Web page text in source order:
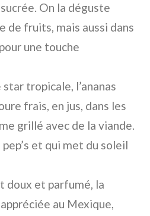
On la déguste
de fruits, mais aussi dans
une touche
tropicale, l’ananas
frais, en jus, dans les
grillé avec de la viande.
et qui met du soleil
doux et parfumé, la
au Mexique,